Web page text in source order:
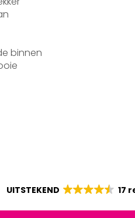
binnen
UITSTEKEND 17